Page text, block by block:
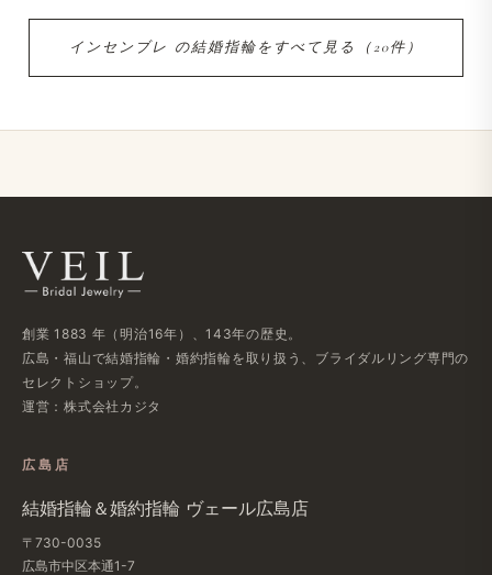
インセンブレ の​結婚​指輪を​すべて​見る​（20件）
創業 1883 年​（明治16年）、​143年の​歴史。
広島・福山で​結婚指輪・婚約指輪を​取り扱う、​ブライダルリング専門の​
セレクトショップ。
運営：株式会社カジタ
広島店
結婚​指輪＆婚約指輪 ヴェール​広島店
〒730-0035
広島市中区本通1-7